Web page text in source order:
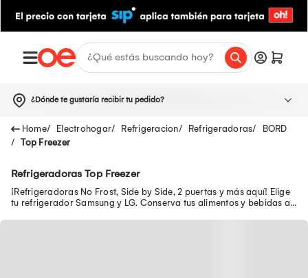
¿Dónde te gustaría recibir tu pedido?
Electrohogar Refrigeracion Refrigeradoras
BORD
Top Freezer
Refrigeradoras Top Freezer
¡Refrigeradoras No Frost, Side by Side, 2 puertas y más aquí! Elige
tu refrigerador Samsung y LG. Conserva tus alimentos y bebidas a